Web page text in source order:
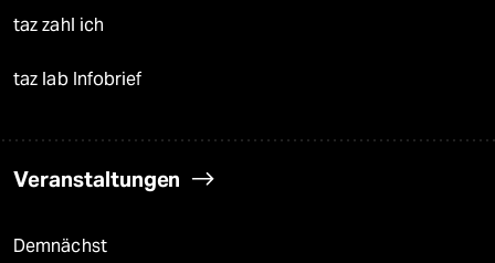
taz zahl ich
taz lab Infobrief
Veranstaltungen
Demnächst